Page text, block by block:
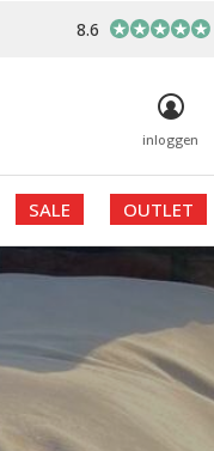
SALE OUTLET
inloggen
8.6